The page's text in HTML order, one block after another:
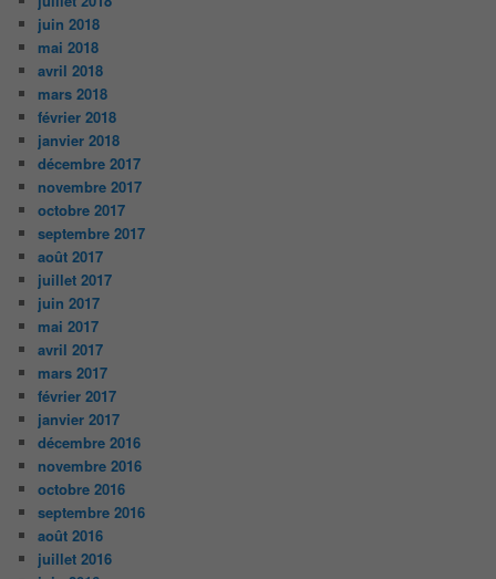
juin 2018
mai 2018
avril 2018
mars 2018
février 2018
janvier 2018
décembre 2017
novembre 2017
octobre 2017
septembre 2017
août 2017
juillet 2017
juin 2017
mai 2017
avril 2017
mars 2017
février 2017
janvier 2017
décembre 2016
novembre 2016
octobre 2016
septembre 2016
août 2016
juillet 2016